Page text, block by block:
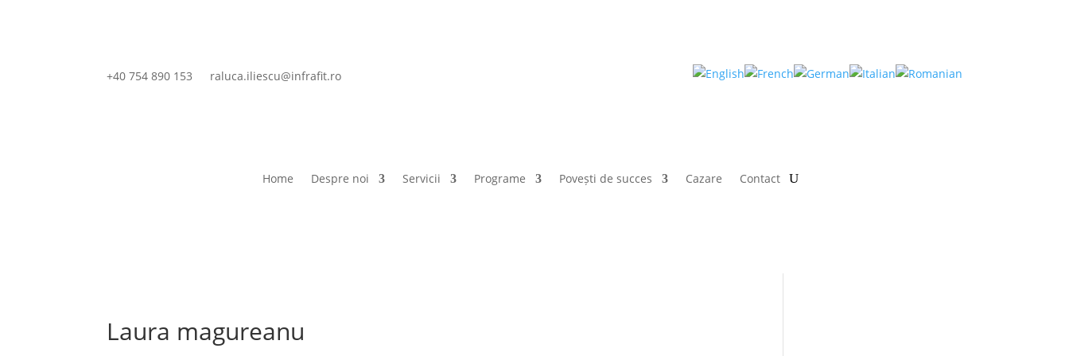
+40 754 890 153 raluca.iliescu@infrafit.ro
Home Despre noi Servicii Programe Povești de succes Cazare Contact
Laura magureanu